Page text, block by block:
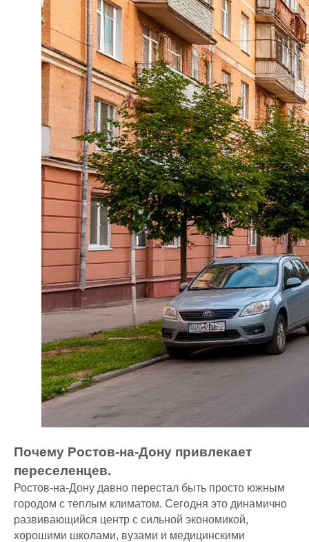
Почему Ростов-на-Дону привлекает
переселенцев.
Ростов-на-Дону давно перестал быть просто южным
городом с теплым климатом. Сегодня это динамично
развивающийся центр с сильной экономикой,
хорошими школами, вузами и медицинскими